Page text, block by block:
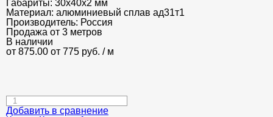
Габариты: 30х40х2 мм
Материал: алюминиевый сплав ад31т1
Производитель: Россия
Продажа от 3 метров
В наличии
от 875.00 от 775 руб. / м
Добавить в сравнение